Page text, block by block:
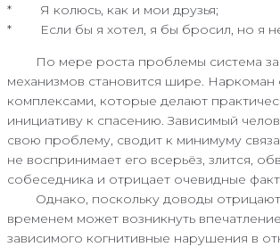
* Я колюсь, как и мои друзья;
* Если бы я хотел, я бы бросил, но я не
По мере роста проблемы система
механизмов становится шире. Наркоман
комплексами, которые делают
инициативу к спасению. Зависимый
свою проблему, сводит к минимуму
не воспринимает его всерьёз, злится,
собеседника и отрицает очевидные
Однако, поскольку доводы
временем может возникнуть
зависимого когнитивные нарушения в